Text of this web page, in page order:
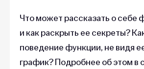
Что может рассказать о себе
и как раскрыть ее секреты?
поведение функции, не видя
график? Подробнее об этом в